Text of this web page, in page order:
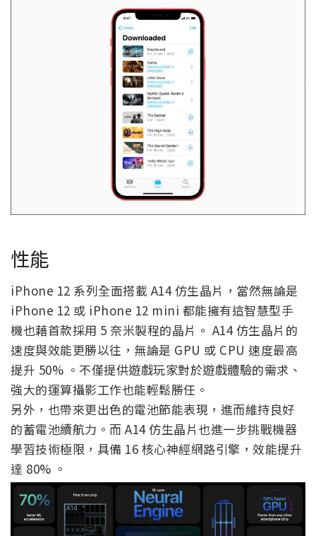
性能
iPhone 12 系列全面搭載 A14 仿生晶片，當然無論是
iPhone 12 或 iPhone 12 mini 都能擁有這智慧型手
機也藉首款採用 5 奈米製程的晶片。 A14 仿生晶片的
速度與效能更勝以往，無論是 GPU 或 CPU 速度最高
提升 50% 。不僅提供遊戲玩家對於遊戲體驗的需求、
強大的運算攝影工作也能輕鬆勝任。
另外，也帶來更出色的電池節能表現，進而維持良好
的蓄電池續航力。而 A14 仿生晶片也進一步挑戰機器
學習技術極限，具備 16 核心神經網路引擎，效能提升
達 80% 。